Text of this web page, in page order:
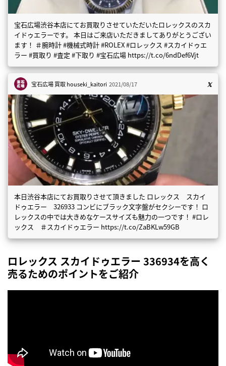
宝石広場渋谷本店にてお買取りさせていただいたロレックスのスカ
イドゥエラーです。 本日はご来店いただきましてありがとうござい
ます！ ＃腕時計 #機械式時計 #ROLEX #ロレックス #スカイドゥエ
ラー #買取り #査定 #下取り #宝石広場 https://t.co/6ndDef6Vjt
宝石広場 買取houseki_kaitori 2021/08/17
本日渋谷本店にてお買取りさせて頂きました ロレックス スカイ
ドゥエラー 326933 コンビにブラック文字盤がセクシーです！ ロ
レックスの中では大きめなケースサイズも魅力の一つです！ #ロレ
ックス ＃スカイドゥエラー https://t.co/ZaBKLw59GB
ロレックス スカイドゥエラー 336934を高く
売るためのポイントをご紹介